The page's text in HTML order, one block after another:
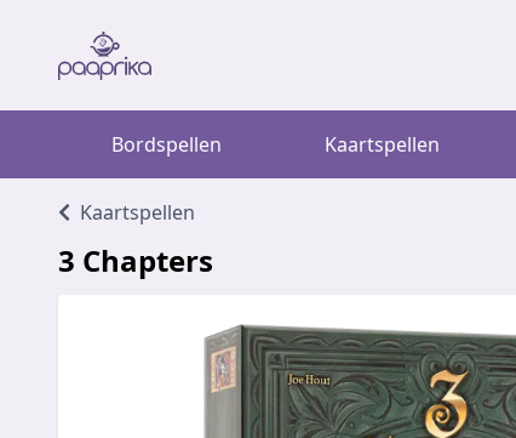
Bordspellen Kaartspellen
Kaartspellen
3 Chapters